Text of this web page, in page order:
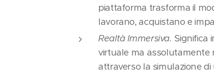
piattaforma trasforma il
lavorano, acquistano e
Realtà Immersiva. Significa
virtuale ma assolutamente
attraverso la simulazione